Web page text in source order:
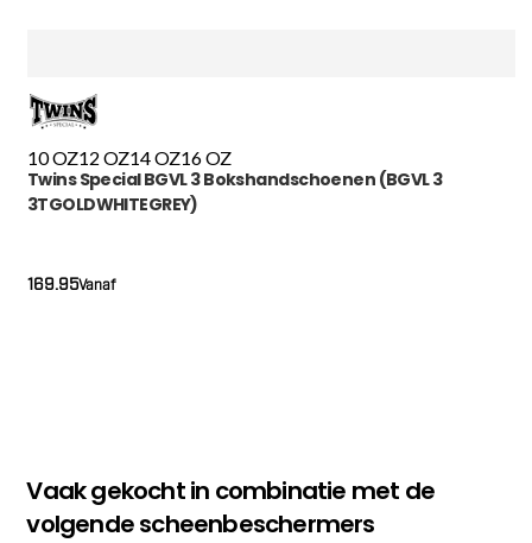
10 OZ12 OZ14 OZ16 OZ
Twins Special BGVL 3 Bokshandschoenen (BGVL 3
3TGOLDWHITEGREY)
Vanaf
169.95
Vaak gekocht in combinatie met de
volgende scheenbeschermers